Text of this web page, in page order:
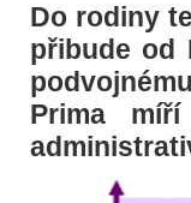
Do rodiny
přibude od
Prima